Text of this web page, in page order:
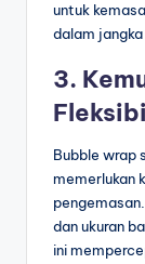
untuk
dalam
3.
Bubble wrap
memerlukan
dan ukuran
ini